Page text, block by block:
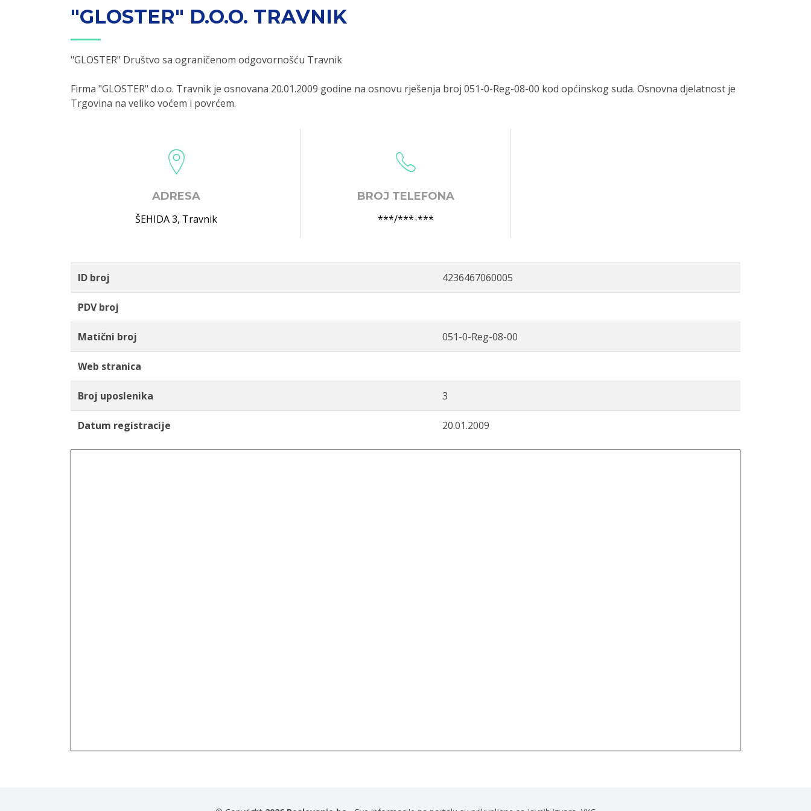
"GLOSTER" D.O.O. TRAVNIK
"GLOSTER" Društvo sa ograničenom odgovornošću Travnik
Firma "GLOSTER" d.o.o. Travnik je osnovana 20.01.2009 godine na osnovu rješenja broj 051-0-Reg-08-00 kod općinskog suda. Osnovna djelatnost je
Trgovina na veliko voćem i povrćem.
ADRESA
ŠEHIDA 3, Travnik
BROJ TELEFONA
***/***-***
ID broj 4236467060005
PDV broj
Matični broj 051-0-Reg-08-00
Web stranica
Broj uposlenika 3
Datum registracije 20.01.2009